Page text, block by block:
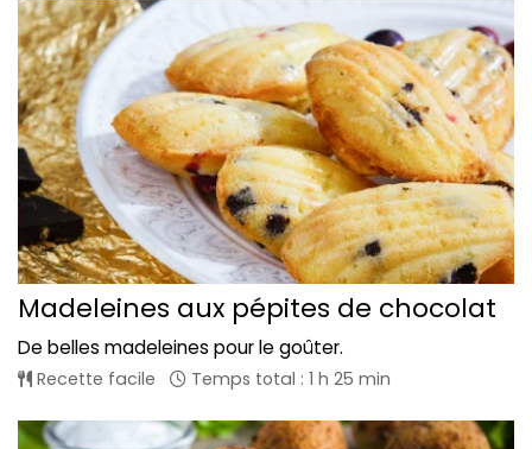
Madeleines aux pépites de chocolat
De belles madeleines pour le goûter.
Recette facile Temps total : 1 h 25 min